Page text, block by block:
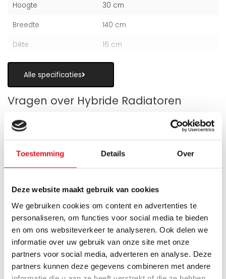
Toestemming Details Over
Deze website maakt gebruik van cookies
We gebruiken cookies om content en advertenties te
personaliseren, om functies voor social media te bieden
en om ons websiteverkeer te analyseren. Ook delen we
informatie over uw gebruik van onze site met onze
partners voor social media, adverteren en analyse. Deze
partners kunnen deze gegevens combineren met andere
Hoogte 30 cm
Breedte 140 cm
Dikte 16 cm
Alle specificaties
Vragen over Hybride Radiatoren
Is een hybride paneelradiator geschikt
Wanneer zijn de warmteboosters het
meest nuttig?
Wat is technisch gezien een hybride
paneelradiator?